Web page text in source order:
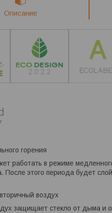
Описание
горения
работать в режиме
После этого периода будет
воздух
защищает стекло от дыма и